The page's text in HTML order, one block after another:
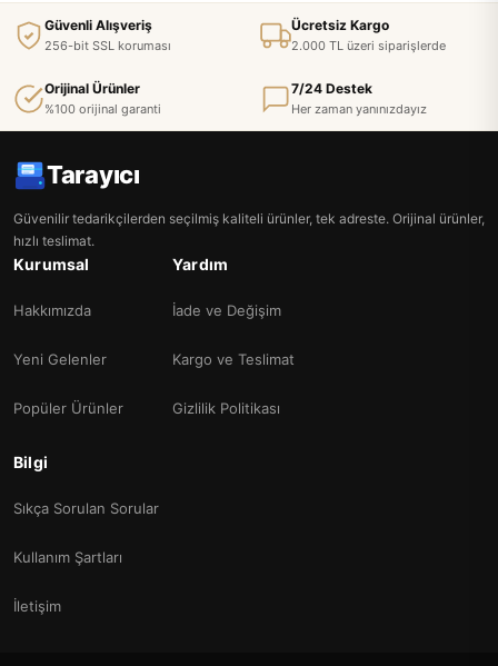
Güvenli Alışveriş
256-bit SSL koruması
Ücretsiz Kargo
2.000 TL üzeri siparişlerde
Orijinal Ürünler
%100 orijinal garanti
7/24 Destek
Her zaman yanınızdayız
Tarayıcı
Güvenilir tedarikçilerden seçilmiş kaliteli ürünler, tek adreste. Orijinal ürünler,
hızlı teslimat.
Kurumsal
Hakkımızda
Yeni Gelenler
Popüler Ürünler
Yardım
İade ve Değişim
Kargo ve Teslimat
Gizlilik Politikası
Bilgi
Sıkça Sorulan Sorular
Kullanım Şartları
İletişim